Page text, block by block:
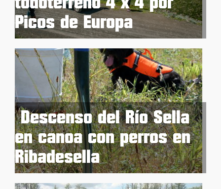
Picos de Europa
Descenso del Río Sella
en canoa con perros en
Ribadesella